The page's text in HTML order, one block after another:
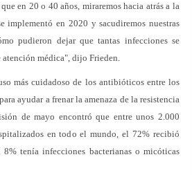
en 20 o 40 años, miraremos hacia atrás a la
implementó en 2020 y sacudiremos nuestras
pudieron dejar que tantas infecciones se
atención médica", dijo Frieden.
más cuidadoso de los antibióticos entre los
ayudar a frenar la amenaza de la resistencia
de mayo encontró que entre unos 2.000
en todo el mundo, el 72% recibió
tenía infecciones bacterianas o micóticas